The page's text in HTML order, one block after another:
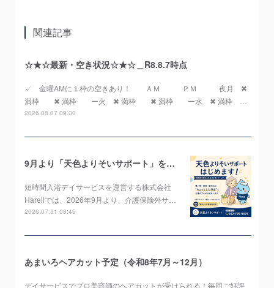
関連記事
☆★☆最新・空き状況☆★☆＿R8.8.7時点
✓ 金曜AMに１枠の空きあり！ ＡＭ ＰＭ 夜月 ✖
満枠 ✖ 満枠 ー火 ✖ 満枠 ✖ 満枠 ー水 ✖ 満枠 …
2026.08.07 09:00
9月より「天色よりそいサポート」をスタートします！
短時間入浴デイサービスを運営する株式会社
Harellでは、2026年9月より、介護保険外サ…
2026.07.31 08:45
あまいろヘアカット予定（令和8年7月～12月）
デイサービスでプロ美容師のヘアカットが受けられる！毎回ご好評